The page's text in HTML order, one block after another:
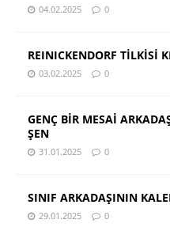
04.02.2025 0
REINICKENDORF TİLKİSİ
03.02.2025 0
GENÇ BİR MESAİ
ŞEN
31.01.2025 0
SINIF ARKADAŞININ
29.01.2025 0